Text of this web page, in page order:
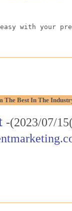
easy with your
The Best In The
-(2023/07/